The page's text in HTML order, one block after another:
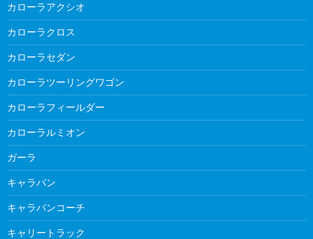
カローラアクシオ
カローラクロス
カローラセダン
カローラツーリングワゴン
カローラフィールダー
カローラルミオン
ガーラ
キャラバン
キャラバンコーチ
キャリートラック